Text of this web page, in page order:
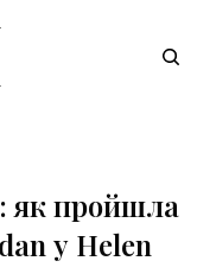
як пройшла
у Helen